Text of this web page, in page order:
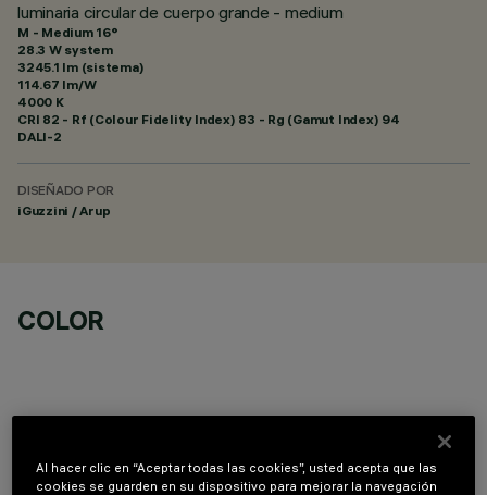
luminaria circular de cuerpo grande - medium
M - Medium 16°
28.3 W system
3245.1 lm (sistema)
114.67 lm/W
4000 K
CRI 82 - Rf (Colour Fidelity Index) 83 - Rg (Gamut Index) 94
DALI-2
DISEÑADO POR
iGuzzini / Arup
COLOR
COMPONENTES OPCIONALES
Al hacer clic en “Aceptar todas las cookies”, usted acepta que las
cookies se guarden en su dispositivo para mejorar la navegación